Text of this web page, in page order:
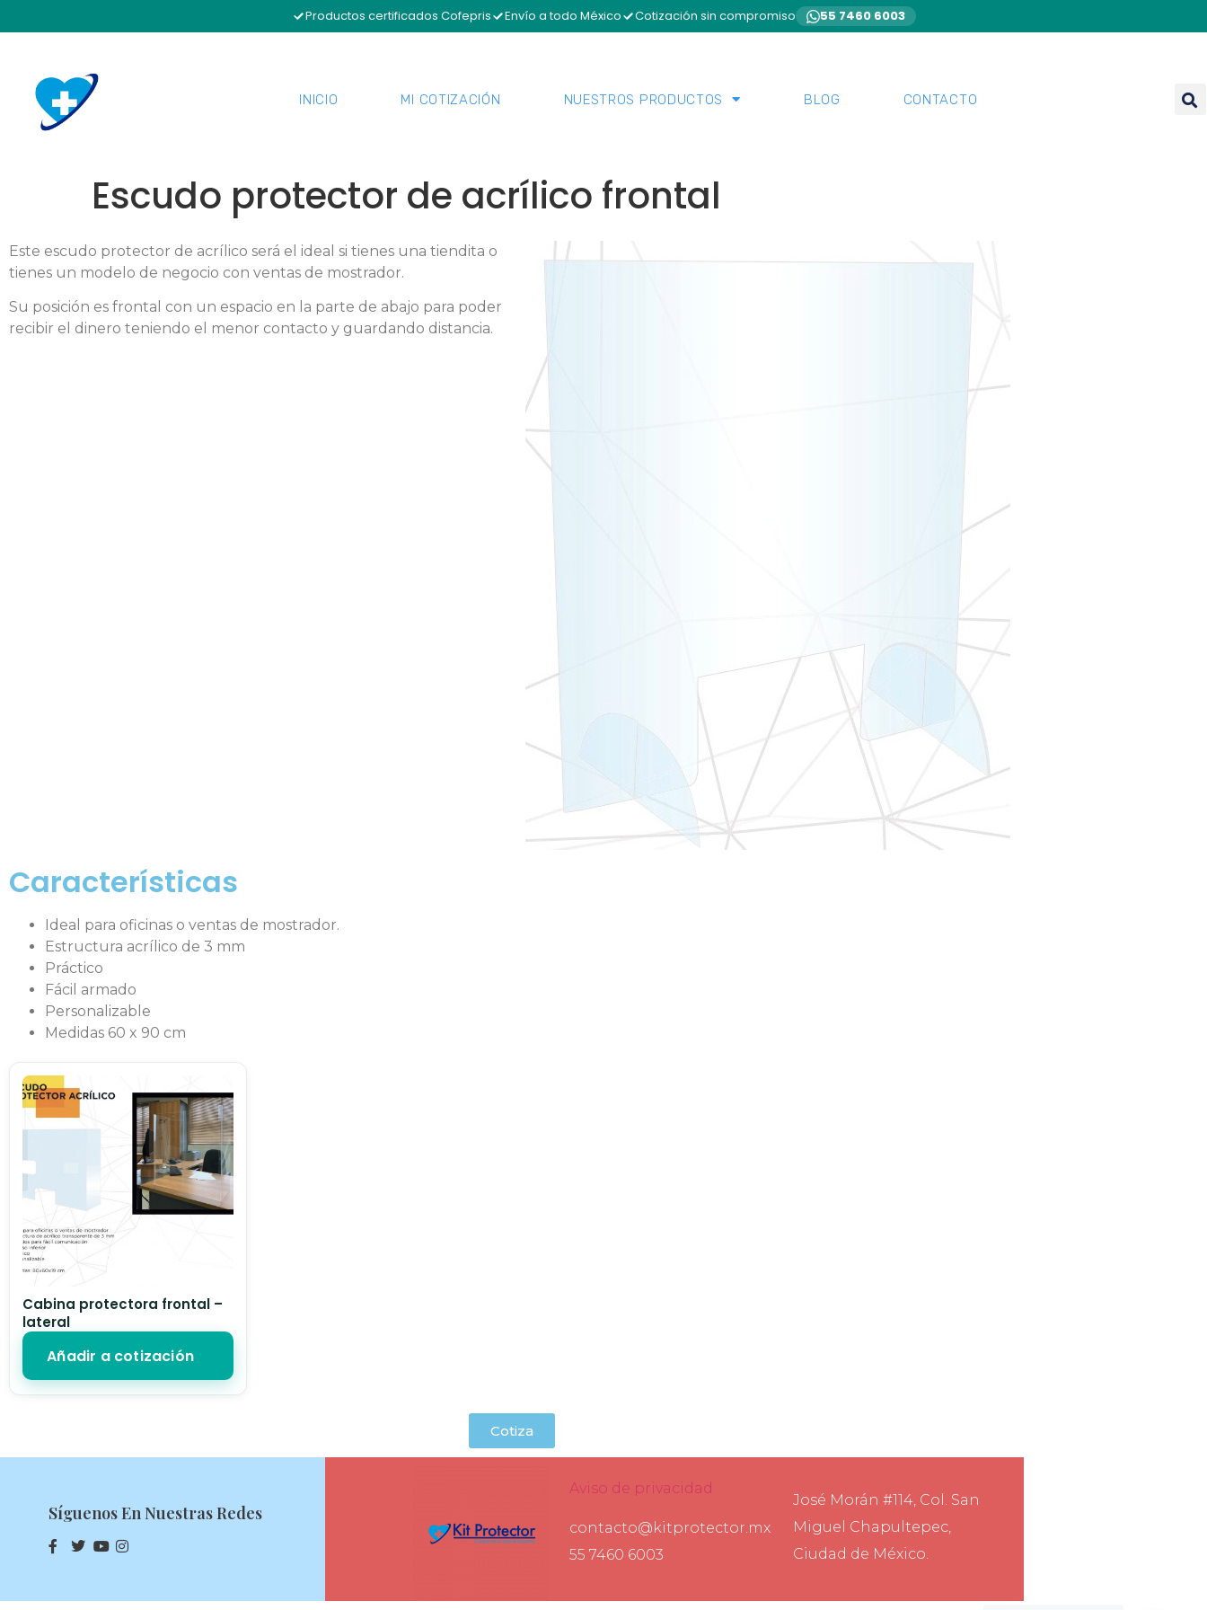
Productos certificados Cofepris Envío a todo México Cotización sin compromiso 55 7460 6003
INICIO MI COTIZACIÓN NUESTROS PRODUCTOS BLOG CONTACTO
Escudo protector de acrílico frontal
Este escudo protector de acrílico será el ideal si tienes una tiendita o
tienes un modelo de negocio con ventas de mostrador.
Su posición es frontal con un espacio en la parte de abajo para poder
recibir el dinero teniendo el menor contacto y guardando distancia.
Características
Ideal para oficinas o ventas de mostrador.
Estructura acrílico de 3 mm
Práctico
Fácil armado
Personalizable
Medidas 60 x 90 cm
Cabina protectora frontal –
lateral
Añadir a cotización
Cotiza
Síguenos En Nuestras Redes
Aviso de privacidad
contacto@kitprotector.mx
55 7460 6003
José Morán #114, Col. San
Miguel Chapultepec,
Ciudad de México.